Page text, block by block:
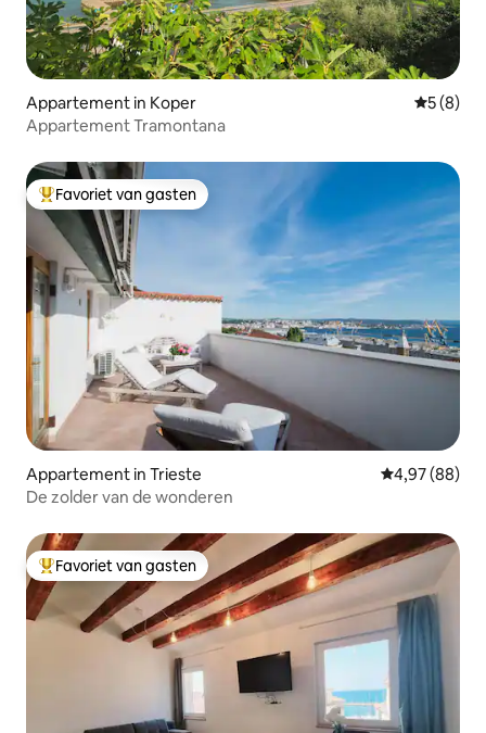
Appartement in Koper
5 (8)
Appartement Tramontana
Topfavoriet van gasten
Favoriet van gasten
Appartement in Trieste Gemiddelde
4,97 (88)
De zolder van de wonderen
Topfavoriet van gasten
Favoriet van gasten